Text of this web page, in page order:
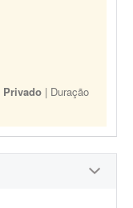
Privado | Duração